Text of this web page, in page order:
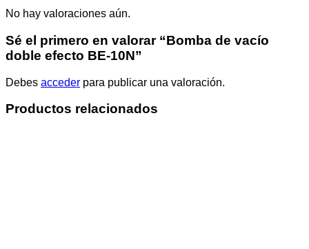
No hay valoraciones aún.
Sé el primero en valorar “Bomba de vacío
doble efecto BE-10N”
Debes acceder para publicar una valoración.
Productos relacionados